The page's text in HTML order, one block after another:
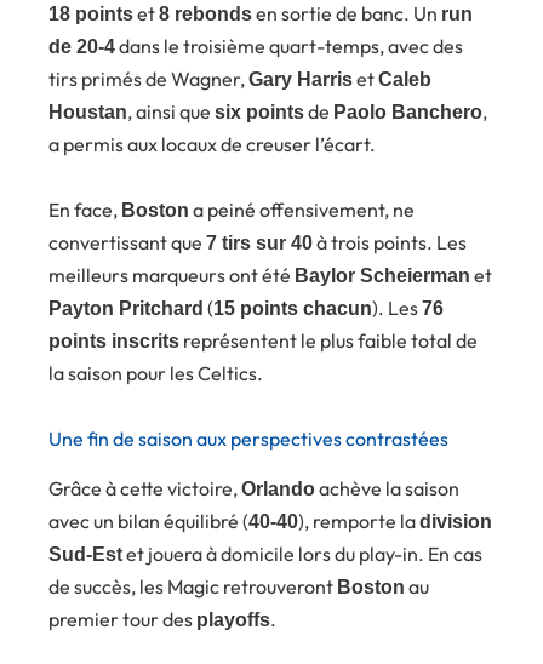
18 pointset8 rebondsen sortie de banc. Un run
de 20-4dans le troisième quart-temps, avec des
tirs primés de Wagner,Gary HarrisetCaleb
Houstan, ainsi que six pointsde Paolo Banchero,
a permis aux locaux de creuser l’écart.
En face, Boston a peiné offensivement, ne
convertissant que 7 tirs sur 40à trois points. Les
meilleurs marqueurs ont été Baylor Scheierman et
Payton Pritchard (15 points chacun). Les76
points inscrits représentent le plus faible total de
la saison pour les Celtics.
Une fin de saison aux perspectives contrastées
Grâce à cette victoire,Orlandoachève la saison
avec un bilan équilibré (40-40), remporte ladivision
Sud-Estet jouera à domicile lors du play-in. En cas
de succès, les Magic retrouveront Boston au
premier tour des playoffs.